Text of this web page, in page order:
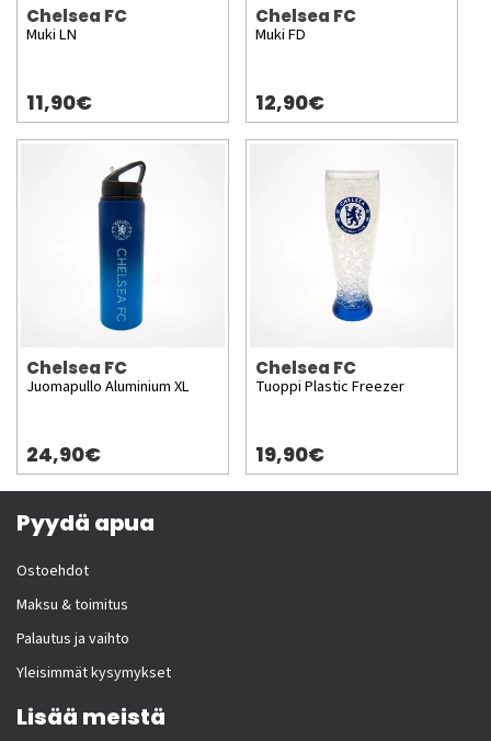
Chelsea FC
Muki LN
11,90€
Chelsea FC
Muki FD
12,90€
Chelsea FC
Juomapullo Aluminium XL
24,90€
Chelsea FC
Tuoppi Plastic Freezer
19,90€
Pyydä apua
Ostoehdot
Maksu & toimitus
Palautus ja vaihto
Yleisimmät kysymykset
Lisää meistä